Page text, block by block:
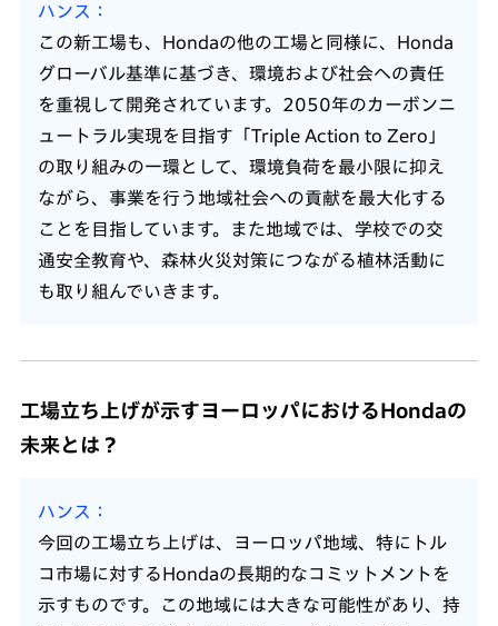
ハンス
この新工場も、Hondaの他の工場と同様に、Honda
グローバル基準に基づき、環境および社会への責任
を重視して開発されています。2050年のカーボンニ
ュートラル実現を目指す「Triple Action to Zero」
の取り組みの一環として、環境負荷を最小限に抑え
ながら、事業を行う地域社会への貢献を最大化する
ことを目指しています。また地域では、学校での交
通安全教育や、森林火災対策につながる植林活動に
も取り組んでいきます。
工場立ち上げが示すヨーロッパにおけるHondaの
未来とは？
ハンス
今回の工場立ち上げは、ヨーロッパ地域、特にトル
コ市場に対するHondaの長期的なコミットメントを
示すものです。この地域には大きな可能性があり、持